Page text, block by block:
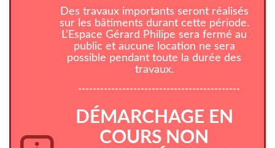
Des travaux importants seront réalisés
sur les bâtiments durant cette période.
L’Espace Gérard Philipe sera fermé au
public et aucune location ne sera
possible pendant toute la durée des
travaux.
--------------------------------------------
DÉMARCHAGE EN
COURS NON